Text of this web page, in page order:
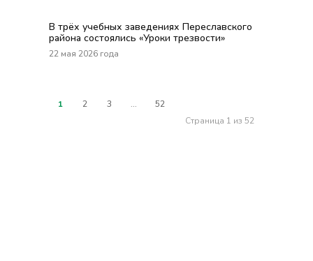
В трёх учебных заведениях Переславского
района состоялись «Уроки трезвости»
22 мая 2026 года
1 2 3 ...
52
Страница 1 из 52